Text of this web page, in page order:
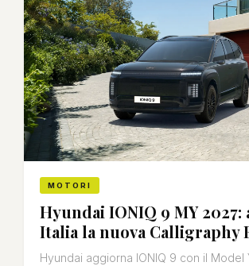
MOTORI
Hyundai IONIQ 9 MY 2027:
Italia la nuova Calligraphy
Hyundai aggiorna IONIQ 9 con il Model